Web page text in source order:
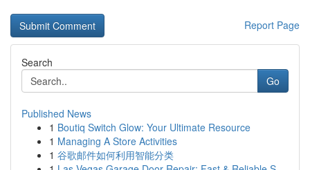
Report Page
Search
Go
Published News
1 Boutiq Switch Glow: Your Ultimate Resource
1 Managing A Store Activities
1 谷歌邮件如何利用智能分类